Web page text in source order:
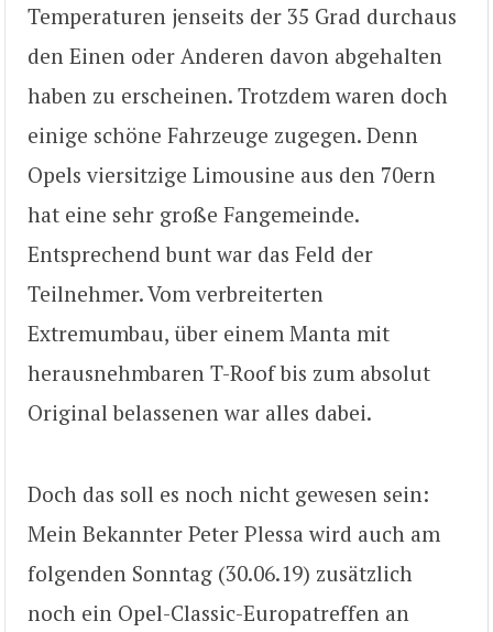
Temperaturen jenseits der 35 Grad durchaus
den Einen oder Anderen davon abgehalten
haben zu erscheinen. Trotzdem waren doch
einige schöne Fahrzeuge zugegen. Denn
Opels viersitzige Limousine aus den 70ern
hat eine sehr große Fangemeinde.
Entsprechend bunt war das Feld der
Teilnehmer. Vom verbreiterten
Extremumbau, über einem Manta mit
herausnehmbaren T-Roof bis zum absolut
Original belassenen war alles dabei.
Doch das soll es noch nicht gewesen sein:
Mein Bekannter Peter Plessa wird auch am
folgenden Sonntag (30.06.19) zusätzlich
noch ein Opel-Classic-Europatreffen an